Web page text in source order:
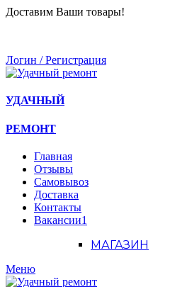
Доставим Ваши товары!
Логин / Регистрация
УДАЧНЫЙ
РЕМОНТ
Главная
Отзывы
Самовывоз
Доставка
Контакты
Вакансии1
МАГАЗИН
Меню